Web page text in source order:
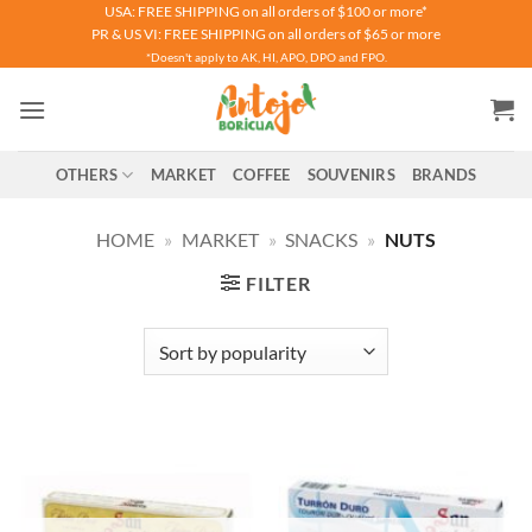
content
USA: FREE SHIPPING on all orders of $100 or more*
PR & US VI: FREE SHIPPING on all orders of $65 or more
*Doesn't apply to AK, HI, APO, DPO and FPO.
OTHERS MARKET COFFEE SOUVENIRS BRANDS
HOME » MARKET » SNACKS » NUTS
FILTER